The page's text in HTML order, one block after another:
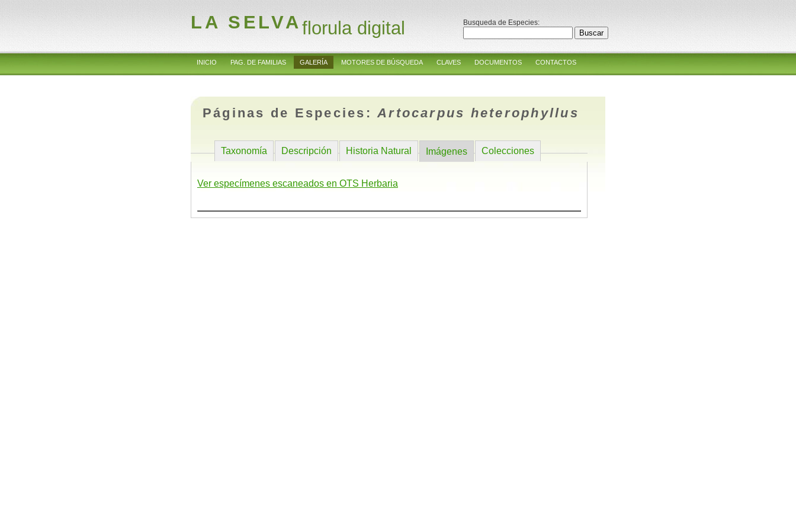
LA SELVAflorula digital Busqueda de Especies:
INICIO PAG. DE FAMILIAS GALERÍA MOTORES DE BÚSQUEDA CLAVES DOCUMENTOS CONTACTOS
Páginas de Especies:Artocarpus heterophyllus
Taxonomía Descripción Historia Natural Imágenes Colecciones
Ver especímenes escaneados en OTS Herbaria